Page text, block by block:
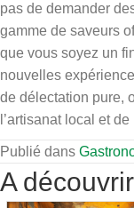
pas de demander
gamme de saveurs
que vous soyez un
nouvelles
de délectation pure,
l’artisanat local et
Publié dans
A découvrir